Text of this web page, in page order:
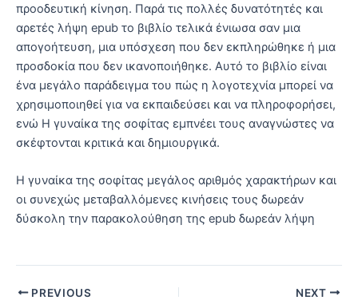
προοδευτική κίνηση. Παρά τις πολλές δυνατότητές και
αρετές λήψη epub το βιβλίο τελικά ένιωσα σαν μια
απογοήτευση, μια υπόσχεση που δεν εκπληρώθηκε ή μια
προσδοκία που δεν ικανοποιήθηκε. Αυτό το βιβλίο είναι
ένα μεγάλο παράδειγμα του πώς η λογοτεχνία μπορεί να
χρησιμοποιηθεί για να εκπαιδεύσει και να πληροφορήσει,
ενώ Η γυναίκα της σοφίτας εμπνέει τους αναγνώστες να
σκέφτονται κριτικά και δημιουργικά.
Η γυναίκα της σοφίτας μεγάλος αριθμός χαρακτήρων και
οι συνεχώς μεταβαλλόμενες κινήσεις τους δωρεάν
δύσκολη την παρακολούθηση της epub δωρεάν λήψη
PREVIOUS NEXT